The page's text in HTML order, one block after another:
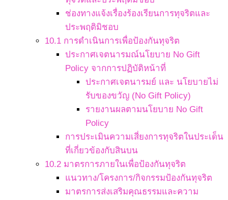
ช่องทางแจ้งเรื่องร้องเรียนการทุจริตและ
ประพฤติมิชอบ
10.1 การดำเนินการเพื่อป้องกันทุจริต
ประกาศเจตนารมณ์นโยบาย No Gift
Policy จากการปฏิบัติหน้าที่
ประกาศเจตนารมย์ และ นโยบายไม่
รับของขวัญ (No Gift Policy)
รายงานผลตามนโยบาย No Gift
Policy
การประเมินความเสี่ยงการทุจริตในประเด็น
ที่เกี่ยวข้องกับสินบน
10.2 มาตรการภายในเพื่อป้องกันทุจริต
แนวทาง/โครงการ/กิจกรรมป้องกันทุจริต
มาตรการส่งเสริมคุณธรรมและความ